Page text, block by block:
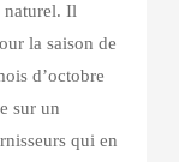
naturel. Il
la saison de
d’octobre
sur un
qui en